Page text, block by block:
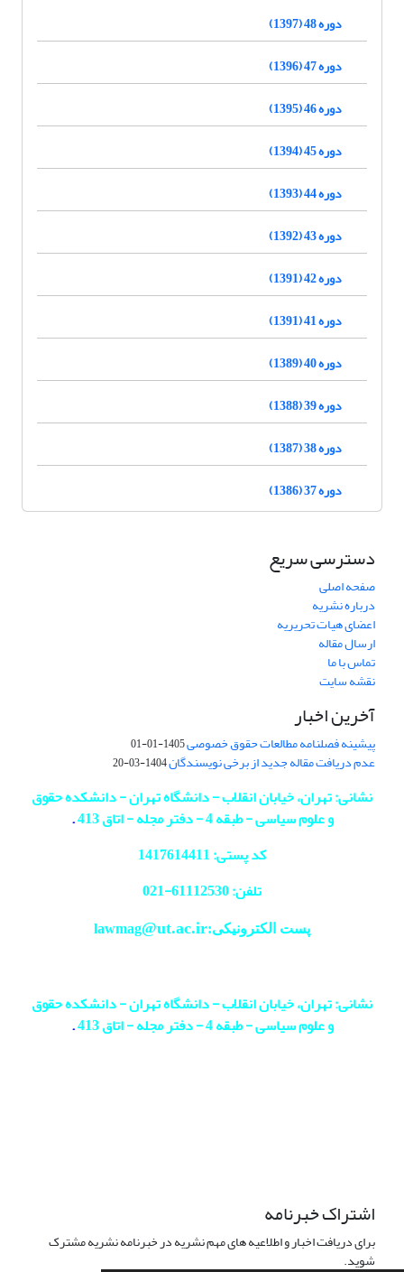
دوره 48 (1397)
دوره 47 (1396)
دوره 46 (1395)
دوره 45 (1394)
دوره 44 (1393)
دوره 43 (1392)
دوره 42 (1391)
دوره 41 (1391)
دوره 40 (1389)
دوره 39 (1388)
دوره 38 (1387)
دوره 37 (1386)
دسترسی سریع
صفحه اصلی
درباره نشریه
اعضای هیات تحریریه
ارسال مقاله
تماس با ما
نقشه سایت
آخرین اخبار
پیشینه فصلنامه مطالعات حقوق خصوصی1405-01-01
عدم دریافت مقاله جدید از برخی نویسندگان1404-03-20
نشانی: تهران، خیابان انقلاب - دانشگاه تهران - دانشکده حقوق
و علوم سیاسی - طبقه 4 - دفتر مجله - اتاق 413
.
کد پستی: 1417614411
تلفن: 61112530-
021
پست الکترونیکی:lawmag@ut.ac.ir
نشانی: تهران، خیابان انقلاب - دانشگاه تهران - دانشکده حقوق
و علوم سیاسی - طبقه 4 - دفتر مجله - اتاق 413
.
اشتراک خبرنامه
برای دریافت اخبار و اطلاعیه های مهم نشریه در خبرنامه نشریه مشترک
شوید.